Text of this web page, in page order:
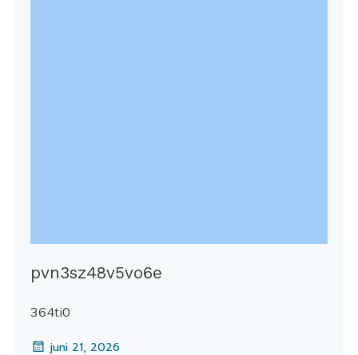
pvn3sz48v5vo6e
364ti0
juni 21, 2026